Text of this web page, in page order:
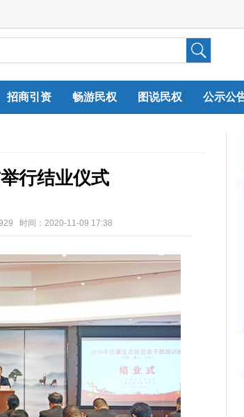
招商引资 畅游民权 图说民权 公示公
行结业仪式
时间：2020-11-09 17:38